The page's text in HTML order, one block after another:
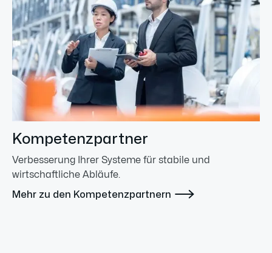
Kompetenzpartner
Verbesserung Ihrer Systeme für stabile und
wirtschaftliche Abläufe.
Mehr zu den Kompetenzpartnern 